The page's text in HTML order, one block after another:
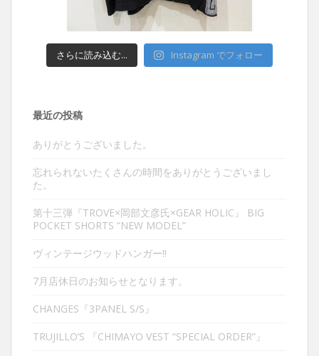
さらに読み込む... Instagram でフォロー
最近の投稿
ありがとうございました。
忘れられないたくさんの時間をありがとうございまし
た。
第十三弾『TROVE×岡部文彦氏×GEAR HOLIC』 BIG
POCKET SHORTS “NEW MODEL”
ヴィンテージウッドハンガー‼︎
7月店休日のお知らせとなります。
CHANGES『3PANEL S/S』
TRUJILLO’S 『CHIMAYO VEST “SPECIAL ORDER”』